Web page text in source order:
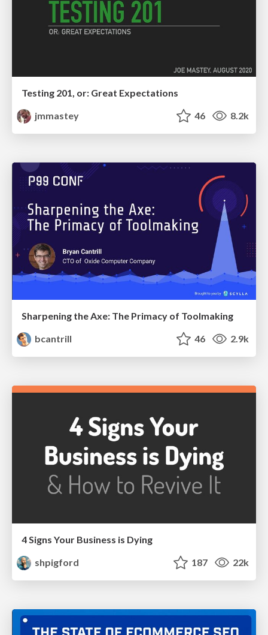
Testing 201, or: Great Expectations
jmmastey
46 8.2k
Sharpening the Axe: The Primacy of Toolmaking
bcantrill
46 2.9k
4 Signs Your Business is Dying
shpigford
187 22k